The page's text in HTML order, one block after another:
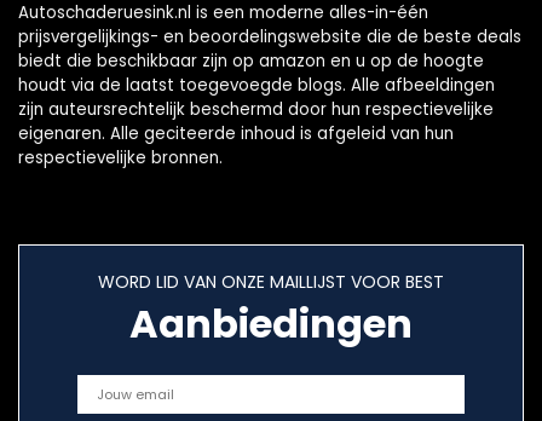
Autoschaderuesink.nl is een moderne alles-in-één
prijsvergelijkings- en beoordelingswebsite die de beste deals
biedt die beschikbaar zijn op amazon en u op de hoogte
houdt via de laatst toegevoegde blogs. Alle afbeeldingen
zijn auteursrechtelijk beschermd door hun respectievelijke
eigenaren. Alle geciteerde inhoud is afgeleid van hun
respectievelijke bronnen.
WORD LID VAN ONZE MAILLIJST VOOR BEST
Aanbiedingen